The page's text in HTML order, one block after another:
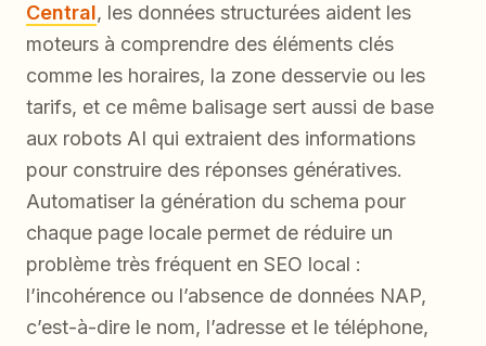
Central, les données structurées aident les
moteurs à comprendre des éléments clés
comme les horaires, la zone desservie ou les
tarifs, et ce même balisage sert aussi de base
aux robots AI qui extraient des informations
pour construire des réponses génératives.
Automatiser la génération du schema pour
chaque page locale permet de réduire un
problème très fréquent en SEO local :
l’incohérence ou l’absence de données NAP,
c’est-à-dire le nom, l’adresse et le téléphone,